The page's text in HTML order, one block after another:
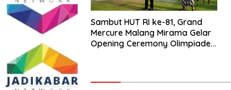
Sambut HUT RI ke-81, Grand
Mercure Malang Mirama Gelar
Opening Ceremony Olimpiade